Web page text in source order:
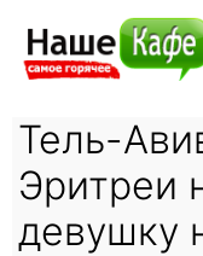
Тель-
Эритреи
девушку